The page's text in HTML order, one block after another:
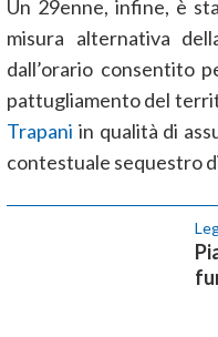
Un 29enne, infine, è
misura alternativa
dall’orario consentito
pattugliamento del
Trapani in qualità di
contestuale sequestro